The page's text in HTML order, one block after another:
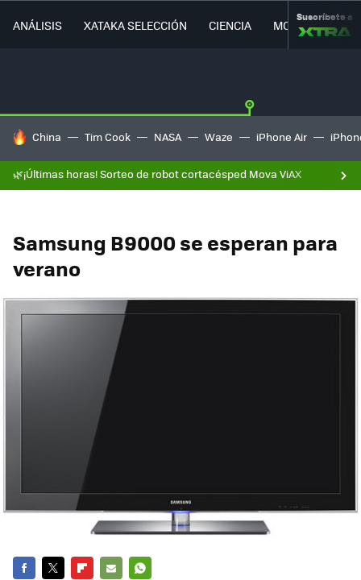
ANÁLISIS XATAKA SELECCIÓN CIENCIA MOVILIDAD
Suscríbete a
HOY SE HABLA DE
China Tim Cook NASA Waze iPhone Air
🌿¡Últimas horas! Sorteo de robot cortacésped Mova ViAX
Samsung B9000 se esperan para
verano